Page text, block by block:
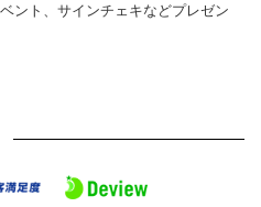
ント、サインチェキなどプレゼン